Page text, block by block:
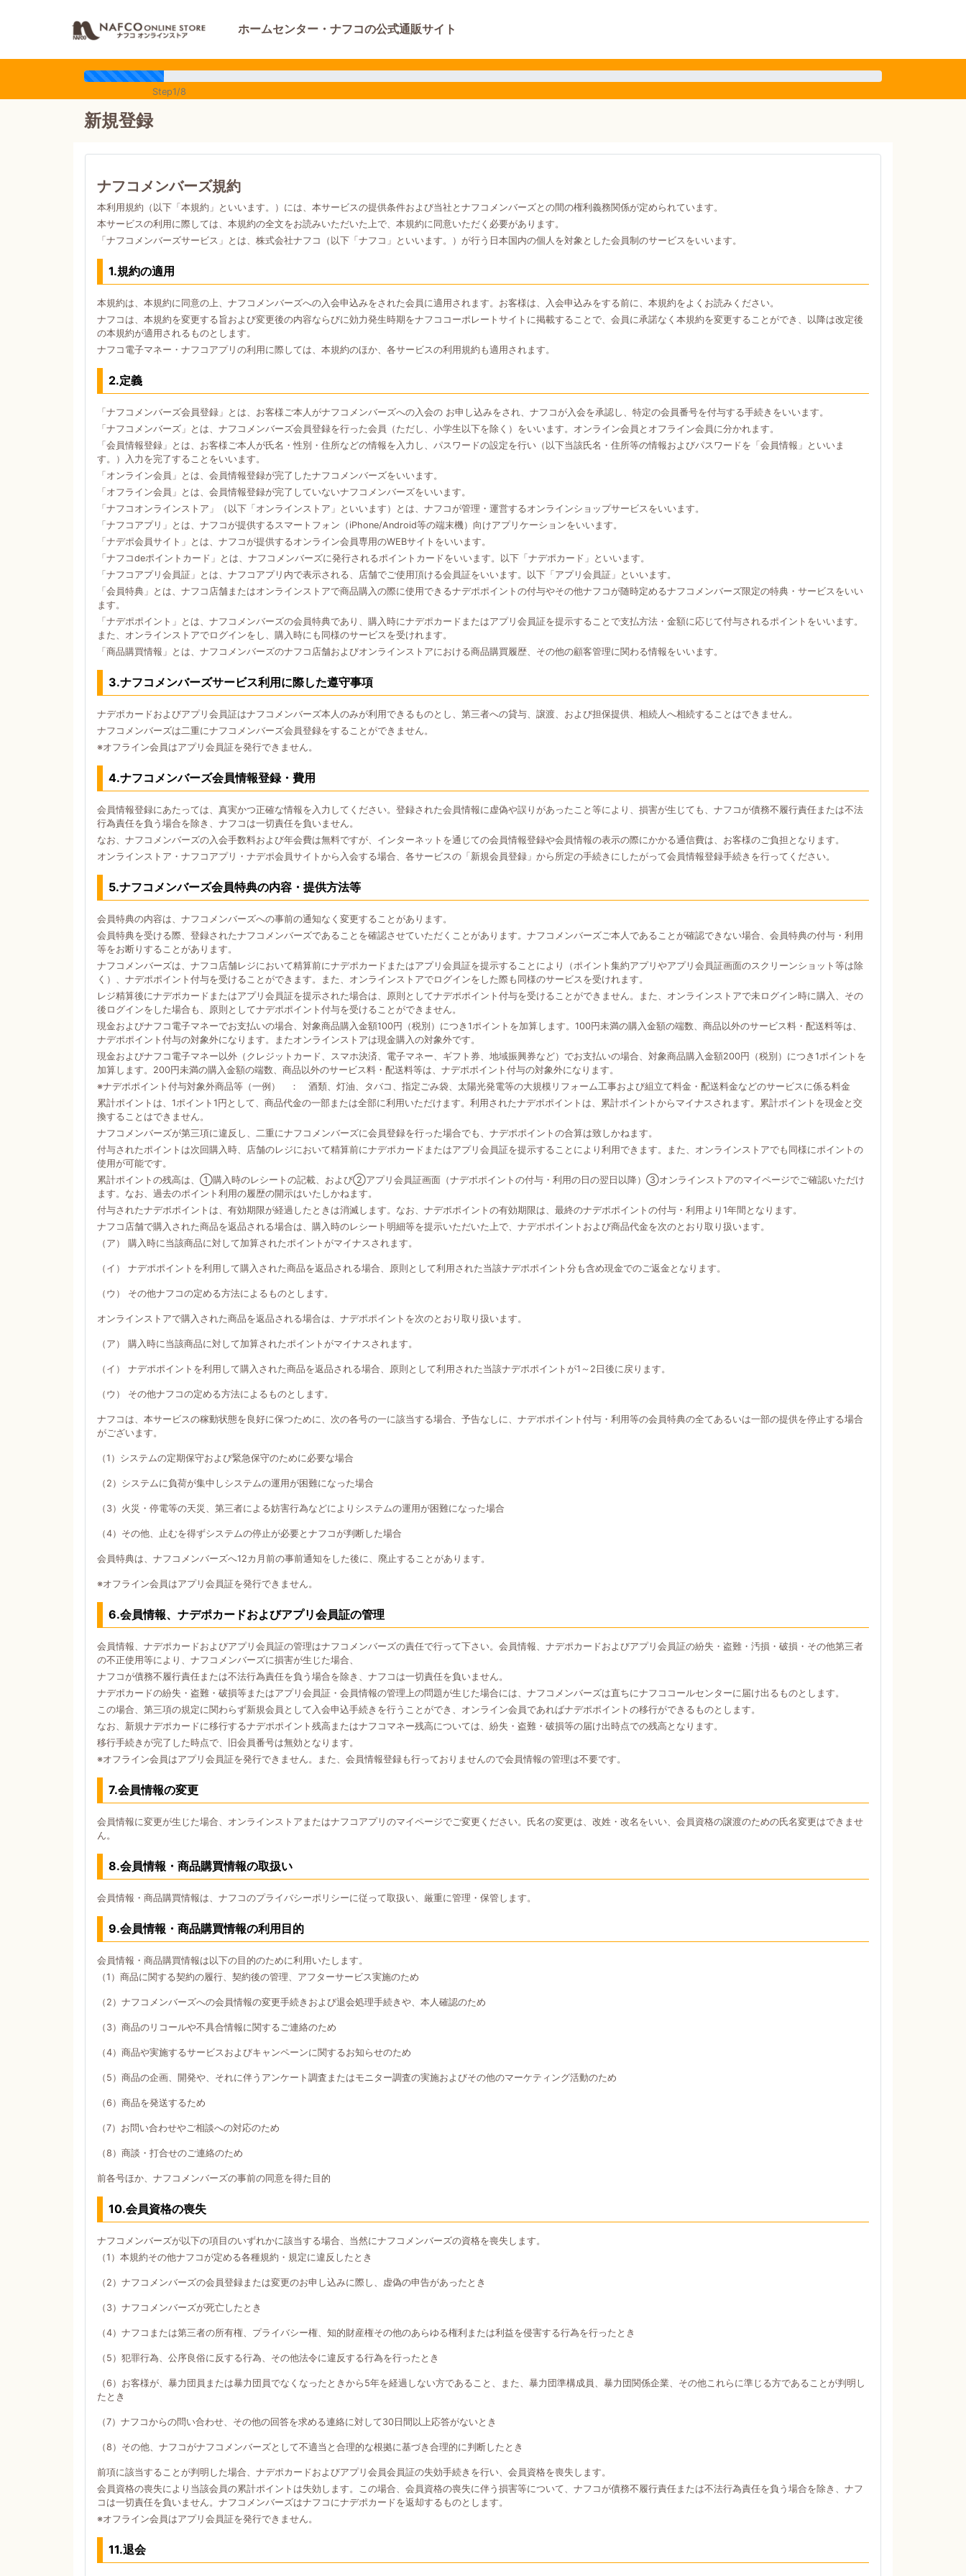
ホームセンター・ナフコの公式通販サイト
Step1/8
新規登録
ナフコメンバーズ規約
本利用規約（以下「本規約」といいます。）には、本サービスの提供条件および当社とナフコメンバーズとの間の権利義務関係が定められています。
本サービスの利用に際しては、本規約の全文をお読みいただいた上で、本規約に同意いただく必要があります。
「ナフコメンバーズサービス」とは、株式会社ナフコ（以下「ナフコ」といいます。）が行う日本国内の個人を対象とした会員制のサービスをいいます。
1.規約の適用
本規約は、本規約に同意の上、ナフコメンバーズへの入会申込みをされた会員に適用されます。お客様は、入会申込みをする前に、本規約をよくお読みください。
ナフコは、本規約を変更する旨および変更後の内容ならびに効力発生時期をナフココーポレートサイトに掲載することで、会員に承諾なく本規約を変更することができ、以降は改定後
の本規約が適用されるものとします。
ナフコ電子マネー・ナフコアプリの利用に際しては、本規約のほか、各サービスの利用規約も適用されます。
2.定義
「ナフコメンバーズ会員登録」とは、お客様ご本人がナフコメンバーズへの入会の お申し込みをされ、ナフコが入会を承認し、特定の会員番号を付与する手続きをいいます。
「ナフコメンバーズ」とは、ナフコメンバーズ会員登録を行った会員（ただし、小学生以下を除く）をいいます。オンライン会員とオフライン会員に分かれます。
「会員情報登録」とは、お客様ご本人が氏名・性別・住所などの情報を入力し、パスワードの設定を行い（以下当該氏名・住所等の情報およびパスワードを「会員情報」といいま
す。）入力を完了することをいいます。
「オンライン会員」とは、会員情報登録が完了したナフコメンバーズをいいます。
「オフライン会員」とは、会員情報登録が完了していないナフコメンバーズをいいます。
「ナフコオンラインストア」（以下「オンラインストア」といいます）とは、ナフコが管理・運営するオンラインショップサービスをいいます。
「ナフコアプリ」とは、ナフコが提供するスマートフォン（iPhone/Android等の端末機）向けアプリケーションをいいます。
「ナデポ会員サイト」とは、ナフコが提供するオンライン会員専用のWEBサイトをいいます。
「ナフコdeポイントカード」とは、ナフコメンバーズに発行されるポイントカードをいいます。以下「ナデポカード」といいます。
「ナフコアプリ会員証」とは、ナフコアプリ内で表示される、店舗でご使用頂ける会員証をいいます。以下「アプリ会員証」といいます。
「会員特典」とは、ナフコ店舗またはオンラインストアで商品購入の際に使用できるナデポポイントの付与やその他ナフコが随時定めるナフコメンバーズ限定の特典・サービスをいい
ます。
「ナデポポイント」とは、ナフコメンバーズの会員特典であり、購入時にナデポカードまたはアプリ会員証を提示することで支払方法・金額に応じて付与されるポイントをいいます。
また、オンラインストアでログインをし、購入時にも同様のサービスを受けれます。
「商品購買情報」とは、ナフコメンバーズのナフコ店舗およびオンラインストアにおける商品購買履歴、その他の顧客管理に関わる情報をいいます。
3.ナフコメンバーズサービス利用に際した遵守事項
ナデポカードおよびアプリ会員証はナフコメンバーズ本人のみが利用できるものとし、第三者への貸与、譲渡、および担保提供、相続人へ相続することはできません。
ナフコメンバーズは二重にナフコメンバーズ会員登録をすることができません。
※オフライン会員はアプリ会員証を発行できません。
4.ナフコメンバーズ会員情報登録・費用
会員情報登録にあたっては、真実かつ正確な情報を入力してください。登録された会員情報に虚偽や誤りがあったこと等により、損害が生じても、ナフコが債務不履行責任または不法
行為責任を負う場合を除き、ナフコは一切責任を負いません。
なお、ナフコメンバーズの入会手数料および年会費は無料ですが、インターネットを通じての会員情報登録や会員情報の表示の際にかかる通信費は、お客様のご負担となります。
オンラインストア・ナフコアプリ・ナデポ会員サイトから入会する場合、各サービスの「新規会員登録」から所定の手続きにしたがって会員情報登録手続きを行ってください。
5.ナフコメンバーズ会員特典の内容・提供方法等
会員特典の内容は、ナフコメンバーズへの事前の通知なく変更することがあります。
会員特典を受ける際、登録されたナフコメンバーズであることを確認させていただくことがあります。ナフコメンバーズご本人であることが確認できない場合、会員特典の付与・利用
等をお断りすることがあります。
ナフコメンバーズは、ナフコ店舗レジにおいて精算前にナデポカードまたはアプリ会員証を提示することにより（ポイント集約アプリやアプリ会員証画面のスクリーンショット等は除
く）、ナデポポイント付与を受けることができます。また、オンラインストアでログインをした際も同様のサービスを受けれます。
レジ精算後にナデポカードまたはアプリ会員証を提示された場合は、原則としてナデポポイント付与を受けることができません。また、オンラインストアで未ログイン時に購入、その
後ログインをした場合も、原則としてナデポポイント付与を受けることができません。
現金およびナフコ電子マネーでお支払いの場合、対象商品購入金額100円（税別）につき1ポイントを加算します。100円未満の購入金額の端数、商品以外のサービス料・配送料等は、
ナデポポイント付与の対象外になります。またオンラインストアは現金購入の対象外です。
現金およびナフコ電子マネー以外（クレジットカード、スマホ決済、電子マネー、ギフト券、地域振興券など）でお支払いの場合、対象商品購入金額200円（税別）につき1ポイントを
加算します。200円未満の購入金額の端数、商品以外のサービス料・配送料等は、ナデポポイント付与の対象外になります。
※ナデポポイント付与対象外商品等（一例） ： 酒類、灯油、タバコ、指定ごみ袋、太陽光発電等の大規模リフォーム工事および組立て料金・配送料金などのサービスに係る料金
累計ポイントは、1ポイント1円として、商品代金の一部または全部に利用いただけます。利用されたナデポポイントは、累計ポイントからマイナスされます。累計ポイントを現金と交
換することはできません。
ナフコメンバーズが第三項に違反し、二重にナフコメンバーズに会員登録を行った場合でも、ナデポポイントの合算は致しかねます。
付与されたポイントは次回購入時、店舗のレジにおいて精算前にナデポカードまたはアプリ会員証を提示することにより利用できます。また、オンラインストアでも同様にポイントの
使用が可能です。
累計ポイントの残高は、①購入時のレシートの記載、および②アプリ会員証画面（ナデポポイントの付与・利用の日の翌日以降）③オンラインストアのマイページでご確認いただけ
ます。なお、過去のポイント利用の履歴の開示はいたしかねます。
付与されたナデポポイントは、有効期限が経過したときは消滅します。なお、ナデポポイントの有効期限は、最終のナデポポイントの付与・利用より1年間となります。
ナフコ店舗で購入された商品を返品される場合は、購入時のレシート明細等を提示いただいた上で、ナデポポイントおよび商品代金を次のとおり取り扱います。
（ア） 購入時に当該商品に対して加算されたポイントがマイナスされます。
（イ） ナデポポイントを利用して購入された商品を返品される場合、原則として利用された当該ナデポポイント分も含め現金でのご返金となります。
（ウ） その他ナフコの定める方法によるものとします。
オンラインストアで購入された商品を返品される場合は、ナデポポイントを次のとおり取り扱います。
（ア） 購入時に当該商品に対して加算されたポイントがマイナスされます。
（イ） ナデポポイントを利用して購入された商品を返品される場合、原則として利用された当該ナデポポイントが1～2日後に戻ります。
（ウ） その他ナフコの定める方法によるものとします。
ナフコは、本サービスの稼動状態を良好に保つために、次の各号の一に該当する場合、予告なしに、ナデポポイント付与・利用等の会員特典の全てあるいは一部の提供を停止する場合
がございます。
（1）システムの定期保守および緊急保守のために必要な場合
（2）システムに負荷が集中しシステムの運用が困難になった場合
（3）火災・停電等の天災、第三者による妨害行為などによりシステムの運用が困難になった場合
（4）その他、止むを得ずシステムの停止が必要とナフコが判断した場合
会員特典は、ナフコメンバーズへ12カ月前の事前通知をした後に、廃止することがあります。
※オフライン会員はアプリ会員証を発行できません。
6.会員情報、ナデポカードおよびアプリ会員証の管理
会員情報、ナデポカードおよびアプリ会員証の管理はナフコメンバーズの責任で行って下さい。会員情報、ナデポカードおよびアプリ会員証の紛失・盗難・汚損・破損・その他第三者
の不正使用等により、ナフコメンバーズに損害が生じた場合、
ナフコが債務不履行責任または不法行為責任を負う場合を除き、ナフコは一切責任を負いません。
ナデポカードの紛失・盗難・破損等またはアプリ会員証・会員情報の管理上の問題が生じた場合には、ナフコメンバーズは直ちにナフココールセンターに届け出るものとします。
この場合、第三項の規定に関わらず新規会員として入会申込手続きを行うことができ、オンライン会員であればナデポポイントの移行ができるものとします。
なお、新規ナデポカードに移行するナデポポイント残高またはナフコマネー残高については、紛失・盗難・破損等の届け出時点での残高となります。
移行手続きが完了した時点で、旧会員番号は無効となります。
※オフライン会員はアプリ会員証を発行できません。また、会員情報登録も行っておりませんので会員情報の管理は不要です。
7.会員情報の変更
会員情報に変更が生じた場合、オンラインストアまたはナフコアプリのマイページでご変更ください。氏名の変更は、改姓・改名をいい、会員資格の譲渡のための氏名変更はできませ
ん。
8.会員情報・商品購買情報の取扱い
会員情報・商品購買情報は、ナフコのプライバシーポリシーに従って取扱い、厳重に管理・保管します。
9.会員情報・商品購買情報の利用目的
会員情報・商品購買情報は以下の目的のために利用いたします。
（1）商品に関する契約の履行、契約後の管理、アフターサービス実施のため
（2）ナフコメンバーズへの会員情報の変更手続きおよび退会処理手続きや、本人確認のため
（3）商品のリコールや不具合情報に関するご連絡のため
（4）商品や実施するサービスおよびキャンペーンに関するお知らせのため
（5）商品の企画、開発や、それに伴うアンケート調査またはモニター調査の実施およびその他のマーケティング活動のため
（6）商品を発送するため
（7）お問い合わせやご相談への対応のため
（8）商談・打合せのご連絡のため
前各号ほか、ナフコメンバーズの事前の同意を得た目的
10.会員資格の喪失
ナフコメンバーズが以下の項目のいずれかに該当する場合、当然にナフコメンバーズの資格を喪失します。
（1）本規約その他ナフコが定める各種規約・規定に違反したとき
（2）ナフコメンバーズの会員登録または変更のお申し込みに際し、虚偽の申告があったとき
（3）ナフコメンバーズが死亡したとき
（4）ナフコまたは第三者の所有権、プライバシー権、知的財産権その他のあらゆる権利または利益を侵害する行為を行ったとき
（5）犯罪行為、公序良俗に反する行為、その他法令に違反する行為を行ったとき
（6）お客様が、暴力団員または暴力団員でなくなったときから5年を経過しない方であること、また、暴力団準構成員、暴力団関係企業、その他これらに準じる方であることが判明し
たとき
（7）ナフコからの問い合わせ、その他の回答を求める連絡に対して30日間以上応答がないとき
（8）その他、ナフコがナフコメンバーズとして不適当と合理的な根拠に基づき合理的に判断したとき
前項に該当することが判明した場合、ナデポカードおよびアプリ会員会員証の失効手続きを行い、会員資格を喪失します。
会員資格の喪失により当該会員の累計ポイントは失効します。この場合、会員資格の喪失に伴う損害等について、ナフコが債務不履行責任または不法行為責任を負う場合を除き、ナフ
コは一切責任を負いません。ナフコメンバーズはナフコにナデポカードを返却するものとします。
※オフライン会員はアプリ会員証を発行できません。
11.退会